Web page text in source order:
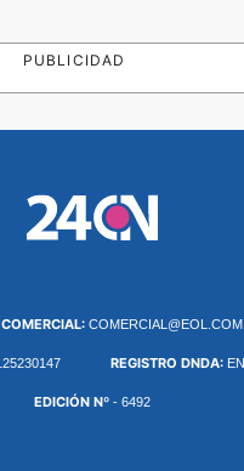
PUBLICIDAD
REGISTRO DNDA:
EDICIÓN Nº - 6492